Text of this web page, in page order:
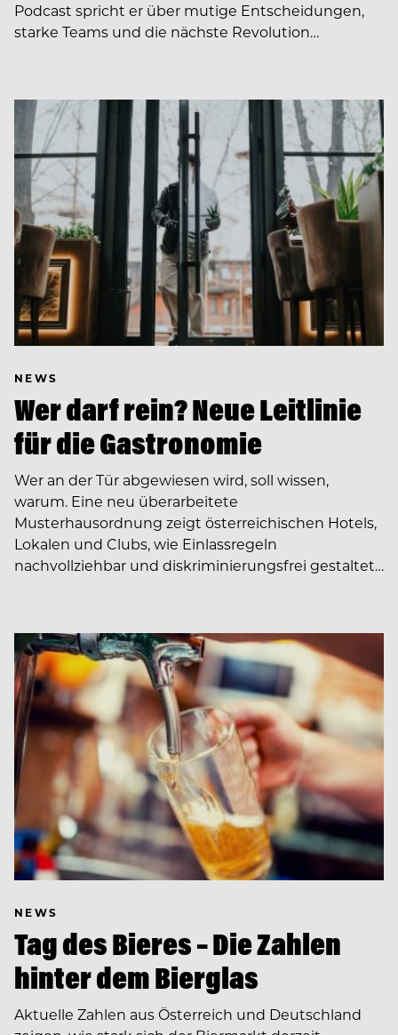
Podcast spricht er über mutige Entscheidungen,
starke Teams und die nächste Revolution…
NEWS
Wer darf rein? Neue Leitlinie
für die Gastronomie
Wer an der Tür abgewiesen wird, soll wissen,
warum. Eine neu überarbeitete
Musterhausordnung zeigt österreichischen Hotels,
Lokalen und Clubs, wie Einlassregeln
nachvollziehbar und diskriminierungsfrei gestaltet…
NEWS
Tag des Bieres – Die Zahlen
hinter dem Bierglas
Aktuelle Zahlen aus Österreich und Deutschland